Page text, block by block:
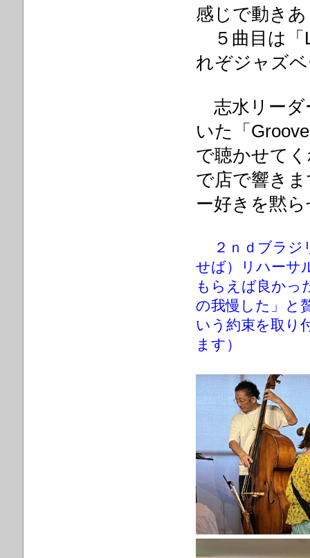
感じで動き
５曲目は「
れぞジャズ
志水リーダ
いた「
で聴かせて
で店で響き
ー好きを黙
２ｎｄブラ
せば）リハーサ
もらえば良かっ
の我慢した」と
いう約束を取り
ます）